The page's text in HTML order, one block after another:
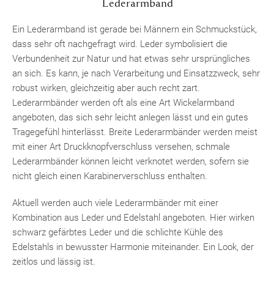
Ein Lederarmband ist gerade bei Männern ein Schmuckstück,
dass sehr oft nachgefragt wird. Leder symbolisiert die
Verbundenheit zur Natur und hat etwas sehr ursprüngliches
an sich. Es kann, je nach Verarbeitung und Einsatzzweck, sehr
robust wirken, gleichzeitig aber auch recht zart.
Lederarmbänder werden oft als eine Art Wickelarmband
angeboten, das sich sehr leicht anlegen lässt und ein gutes
Tragegefühl hinterlässt. Breite Lederarmbänder werden meist
mit einer Art Druckknopfverschluss versehen, schmale
Lederarmbänder können leicht verknotet werden, sofern sie
nicht gleich einen Karabinerverschluss enthalten.
Aktuell werden auch viele Lederarmbänder mit einer
Kombination aus Leder und Edelstahl angeboten. Hier wirken
schwarz gefärbtes Leder und die schlichte Kühle des
Edelstahls in bewusster Harmonie miteinander. Ein Look, der
zeitlos und lässig ist.